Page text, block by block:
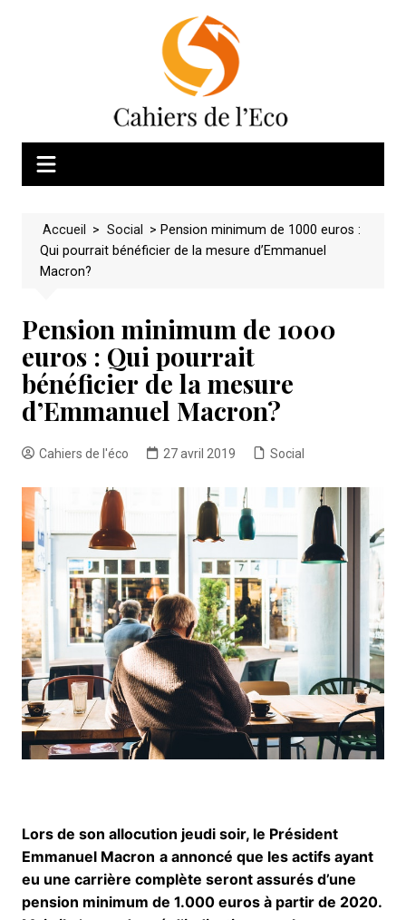
Accueil > Social > Pension minimum de 1000 euros :
Qui pourrait bénéficier de la mesure d’Emmanuel
Macron?
Pension minimum de 1000
euros : Qui pourrait
bénéficier de la mesure
d’Emmanuel Macron?
Cahiers de l'éco 27 avril 2019 Social
Lors de son allocution jeudi soir, le Président
Emmanuel Macron a annoncé que les actifs ayant
eu une carrière complète seront assurés d’une
pension minimum de 1.000 euros à partir de 2020.